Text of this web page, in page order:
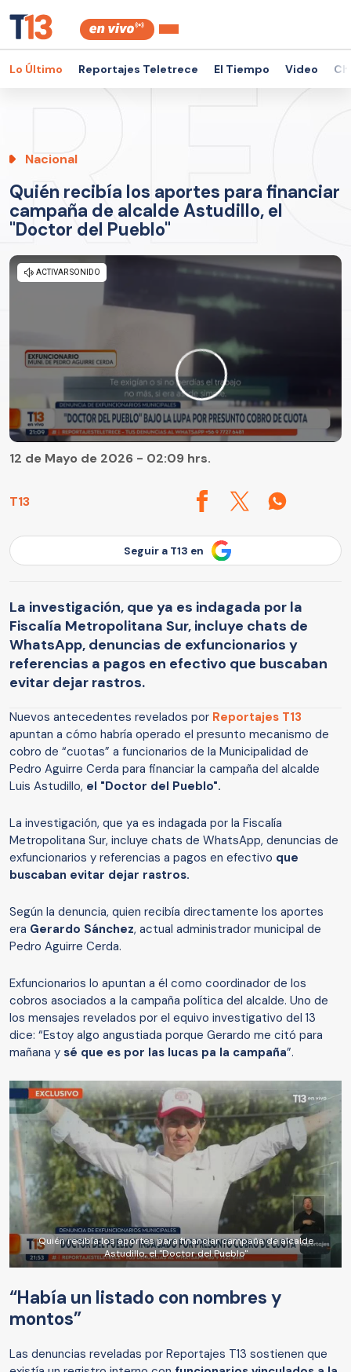
Lo Último Reportajes Teletrece El Tiempo Video
Nacional
Quién recibía los aportes para financiar
campaña de alcalde Astudillo, el
"Doctor del Pueblo"
T13
12 de Mayo de 2026 - 02:09 hrs.
Seguir a T13 en
La investigación, que ya es indagada por la
Fiscalía Metropolitana Sur, incluye chats de
WhatsApp, denuncias de exfuncionarios y
referencias a pagos en efectivo que buscaban
evitar dejar rastros.
Nuevos antecedentes revelados por Reportajes T13
apuntan a cómo habría operado el presunto mecanismo de
cobro de “cuotas” a funcionarios de la Municipalidad de
Pedro Aguirre Cerda para financiar la campaña del alcalde
Luis Astudillo, el "Doctor del Pueblo".
La investigación, que ya es indagada por la Fiscalía
Metropolitana Sur, incluye chats de WhatsApp, denuncias de
exfuncionarios y referencias a pagos en efectivo que
buscaban evitar dejar rastros.
Según la denuncia, quien recibía directamente los aportes
era Gerardo Sánchez, actual administrador municipal de
Pedro Aguirre Cerda.
Exfuncionarios lo apuntan a él como coordinador de los
cobros asociados a la campaña política del alcalde. Uno de
los mensajes revelados por el equivo investigativo del 13
dice: “Estoy algo angustiada porque Gerardo me citó para
mañana y sé que es por las lucas pa la campaña”.
Quién recibía los aportes para financiar campaña de alcalde
Astudillo, el "Doctor del Pueblo"
“Había un listado con nombres y
montos”
Las denuncias reveladas por Reportajes T13 sostienen que